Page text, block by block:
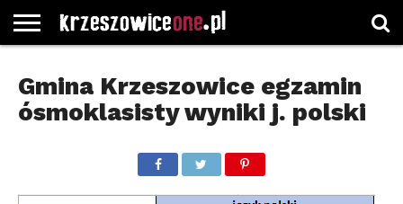
GŁÓWNA
WYBORY
SAMORZĄDOWE
WYBIERZ
KATEGORIE
ROZKŁADY
JAZDY
GREGORCZYK
WATCH
KONTAKT
Gmina Krzeszowice egzamin
ósmoklasisty wyniki j. polski